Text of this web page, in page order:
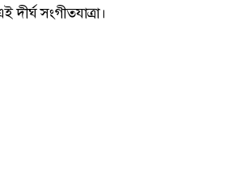
সংগীতযাত্রা।